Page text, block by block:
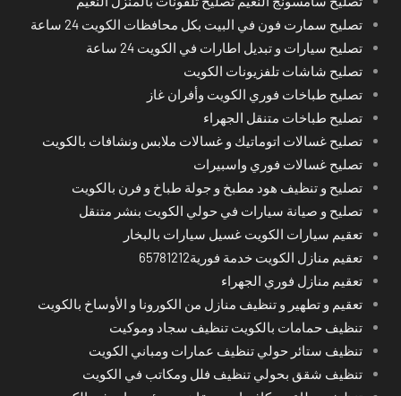
تصليح سمارت فون في البيت بكل محافظات الكويت 24 ساعة
تصليح سيارات و تبديل اطارات في الكويت 24 ساعة
تصليح شاشات تلفزيونات الكويت
تصليح طباخات فوري الكويت وأفران غاز
تصليح طباخات متنقل الجهراء
تصليح غسالات اتوماتيك و غسالات ملابس ونشافات بالكويت
تصليح غسالات فوري واسبيرات
تصليح و تنظيف هود مطبخ و جولة طباخ و فرن بالكويت
تصليح و صيانة سيارات في حولي الكويت بنشر متنقل
تعقيم سيارات الكويت غسيل سيارات بالبخار
تعقيم منازل الكويت خدمة فورية65781212
تعقيم منازل فوري الجهراء
تعقيم و تطهير و تنظيف منازل من الكورونا و الأوساخ بالكويت
تنظيف حمامات بالكويت تنظيف سجاد وموكيت
تنظيف ستائر حولي تنظيف عمارات ومباني الكويت
تنظيف شقق بحولي تنظيف فلل ومكاتب في الكويت